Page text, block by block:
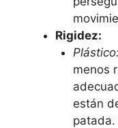
Rigidez:
Plástico:
menos
están
patada.